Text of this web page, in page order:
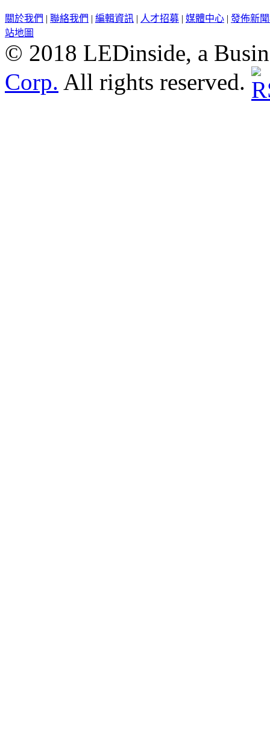
關於我們 | 聯絡我們 | 編輯資訊 | 人才招募 | 媒體中心 | 發佈新
站地圖
© 2018 LEDinside, a
Corp. All rights reserved.